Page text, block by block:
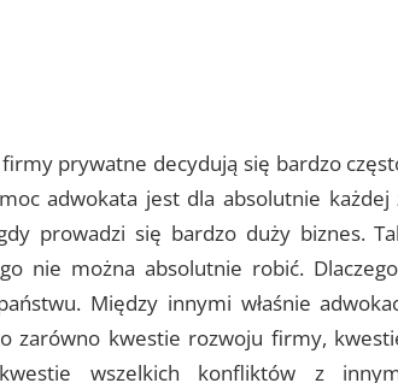
prywatne decydują się bardzo
adwokata jest dla absolutnie każdej
prowadzi się bardzo duży biznes.
nie można absolutnie robić.
Między innymi właśnie
zarówno kwestie rozwoju firmy,
wszelkich konfliktów z